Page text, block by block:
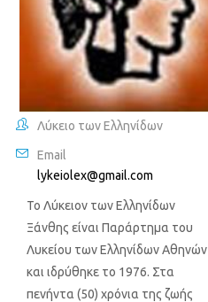
Λύκειο των Ελληνίδων
Email
lykeiolex@gmail.com
Το Λύκειον των Ελληνίδων
Ξάνθης είναι Παράρτημα του
Λυκείου των Ελληνίδων Αθηνών
και ιδρύθηκε το 1976. Στα
πενήντα (50) χρόνια της ζωής